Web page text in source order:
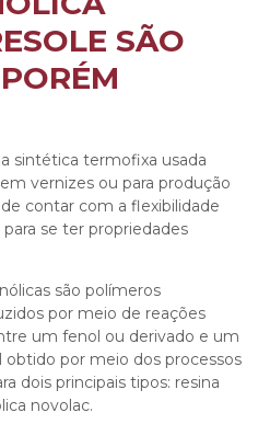
SÃO
sintética termofixa usada
vernizes ou para produção
contar com a flexibilidade
se ter propriedades
são polímeros
por meio de reações
um fenol ou derivado e um
obtido por meio dos processos
dois principais tipos: resina
novolac.